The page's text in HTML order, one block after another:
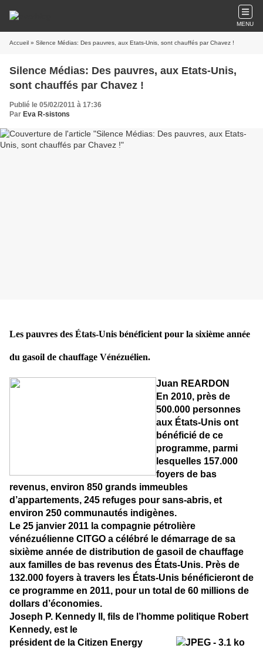
MENU
Accueil » Silence Médias: Des pauvres, aux Etats-Unis, sont chauffés par Chavez !
Silence Médias: Des pauvres, aux Etats-Unis,
sont chauffés par Chavez !
Publié le 05/02/2011 à 17:36
Par Eva R-sistons
Les pauvres des États-Unis bénéficient pour la sixième année
du gasoil de chauffage Vénézuélien.
Juan REARDON
En 2010, près de
500.000 personnes
aux États-Unis ont
bénéficié de ce
programme, parmi
lesquelles 157.000
foyers de bas
revenus, environ 850 grands immeubles
d’appartements, 245 refuges pour sans-abris, et
environ 250 communautés indigènes.
Le 25 janvier 2011 la compagnie pétrolière
vénézuélienne CITGO a célébré le démarrage de sa
sixième année de distribution de gasoil de chauffage
aux familles de bas revenus des États-Unis. Près de
132.000 foyers à travers les États-Unis bénéficieront de
ce programme en 2011, pour un total de 60 millions de
dollars d’économies.
Joseph P. Kennedy II, fils de l’homme politique Robert
Kennedy, est le
président de la Citizen Energy